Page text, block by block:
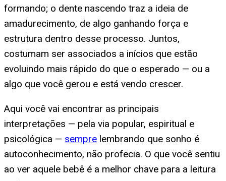
formando; o dente nascendo traz a ideia de
amadurecimento, de algo ganhando força e
estrutura dentro desse processo. Juntos,
costumam ser associados a inícios que estão
evoluindo mais rápido do que o esperado — ou a
algo que você gerou e está vendo crescer.
Aqui você vai encontrar as principais
interpretações — pela via popular, espiritual e
psicológica — sempre lembrando que sonho é
autoconhecimento, não profecia. O que você sentiu
ao ver aquele bebê é a melhor chave para a leitura